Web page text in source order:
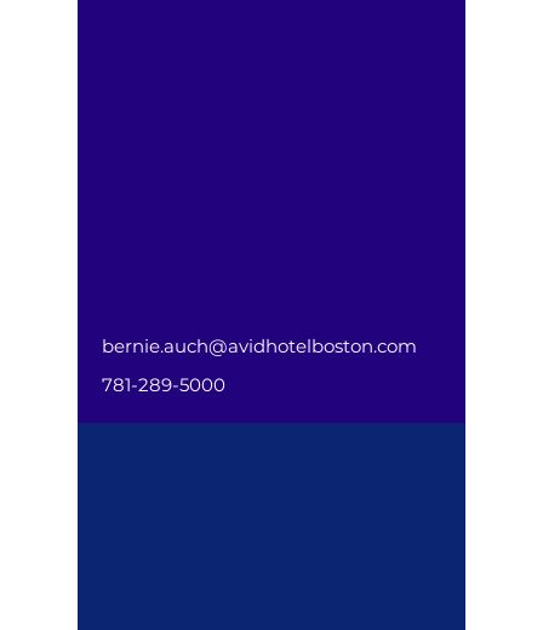
bernie.auch@avidhotelboston.com
781-289-5000